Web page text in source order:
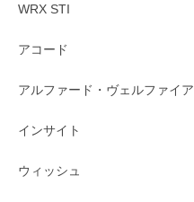
WRX STI
アコード
アルファード・ヴェルファイア
インサイト
ウィッシュ